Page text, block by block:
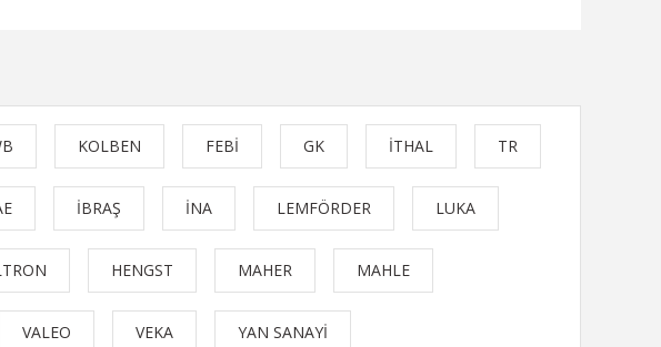
KOLBEN FEBİ GK İTHAL TR
İBRAŞ İNA LEMFÖRDER LUKA
HENGST MAHER MAHLE
VALEO VEKA YAN SANAYİ